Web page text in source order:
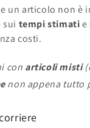
un articolo non è
sui tempi stimatie
costi.
con articoli misti
non appena tutto